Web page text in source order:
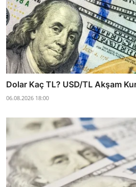
Dolar Kaç TL? USD/TL Akşam
06.08.2026 18:00